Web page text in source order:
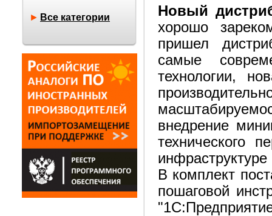
► Все категории
Новый
хорошо
пришел
самые
технологии,
внедрение
технического
инфраструктуре
В комплект
пошаговой